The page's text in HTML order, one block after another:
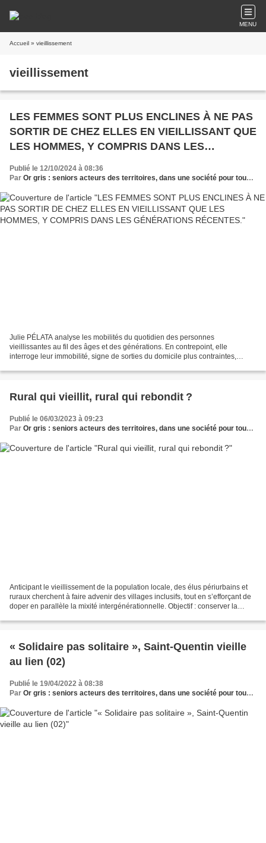
MENU
Accueil » vieillissement
vieillissement
LES FEMMES SONT PLUS ENCLINES À NE PAS
SORTIR DE CHEZ ELLES EN VIEILLISSANT QUE
LES HOMMES, Y COMPRIS DANS LES
GÉNÉRATIONS RÉCENTES.
Publié le 12/10/2024 à 08:36
Par Or gris : seniors acteurs des territoires, dans une société pour tous les âges
Julie PÉLATA analyse les mobilités du quotidien des personnes
vieillissantes au fil des âges et des générations. En contrepoint, elle
interroge leur immobilité, signe de sorties du domicile plus contraintes,
Rural qui vieillit, rural qui rebondit ?
Publié le 06/03/2023 à 09:23
Par Or gris : seniors acteurs des territoires, dans une société pour tous les âges
Anticipant le vieillissement de la population locale, des élus périurbains et
ruraux cherchent à faire advenir des villages inclusifs, tout en s’efforçant de
doper en parallèle la mixité intergénérationnelle. Objectif : conserver la
« Solidaire pas solitaire », Saint-Quentin vieille
au lien (02)
Publié le 19/04/2022 à 08:38
Par Or gris : seniors acteurs des territoires, dans une société pour tous les âges